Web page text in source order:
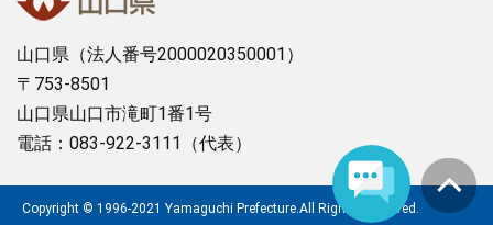
山口県 （法人番号2000020350001）
〒753-8501
山口県山口市滝町1番1号
電話：083-922-3111（代表）
Copyright © 1996-2021 Yamaguchi Prefecture.All Rights Reserved.